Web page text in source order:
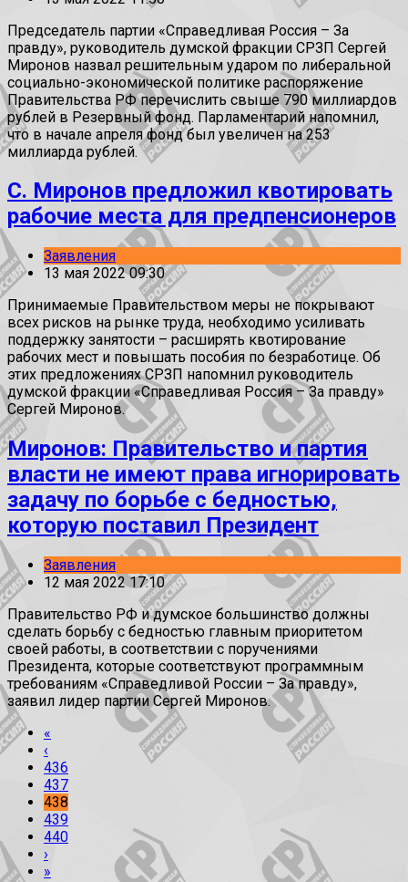
Председатель партии «Справедливая Россия – За
правду», руководитель думской фракции СРЗП Сергей
Миронов назвал решительным ударом по либеральной
социально-экономической политике распоряжение
Правительства РФ перечислить свыше 790 миллиардов
рублей в Резервный фонд. Парламентарий напомнил,
что в начале апреля фонд был увеличен на 253
миллиарда рублей.
С. Миронов предложил квотировать
рабочие места для предпенсионеров
Заявления
13 мая 2022 09:30
Принимаемые Правительством меры не покрывают
всех рисков на рынке труда, необходимо усиливать
поддержку занятости – расширять квотирование
рабочих мест и повышать пособия по безработице. Об
этих предложениях СРЗП напомнил руководитель
думской фракции «Справедливая Россия – За правду»
Сергей Миронов.
Миронов: Правительство и партия
власти не имеют права игнорировать
задачу по борьбе с бедностью,
которую поставил Президент
Заявления
12 мая 2022 17:10
Правительство РФ и думское большинство должны
сделать борьбу с бедностью главным приоритетом
своей работы, в соответствии с поручениями
Президента, которые соответствуют программным
требованиям «Справедливой России – За правду»,
заявил лидер партии Сергей Миронов.
«
‹
436
437
438
439
440
›
»